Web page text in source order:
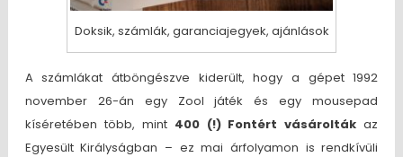
Doksik, számlák, garanciajegyek, ajánlások
A számlákat átböngészve kiderült, hogy a gépet 1992
november 26-án egy Zool játék és egy mousepad
kíséretében több, mint 400 (!) Fontért vásárolták az
Egyesült Királyságban – ez mai árfolyamon is rendkívüli